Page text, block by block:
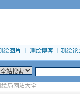
绘图片 测绘博客｜ 测绘论
绘局网站大全